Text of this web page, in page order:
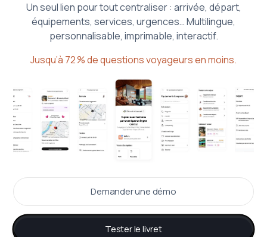
Un seul lien pour tout centraliser : arrivée, départ,
équipements, services, urgences… Multilingue,
personnalisable, imprimable, interactif.
Jusqu’à 72 % de questions voyageurs en moins.
Demander une démo
Tester le livret